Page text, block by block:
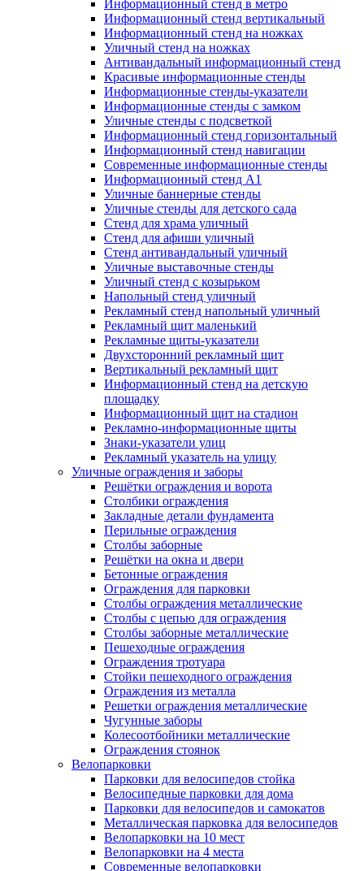
Информационный стенд в метро
Информационный стенд вертикальный
Информационный стенд на ножках
Уличный стенд на ножках
Антивандальный информационный стенд
Красивые информационные стенды
Информационные стенды-указатели
Информационные стенды с замком
Уличные стенды с подсветкой
Информационный стенд горизонтальный
Информационный стенд навигации
Современные информационные стенды
Информационный стенд А1
Уличные баннерные стенды
Уличные стенды для детского сада
Стенд для храма уличный
Стенд для афиши уличный
Стенд антивандальный уличный
Уличные выставочные стенды
Уличный стенд с козырьком
Напольный стенд уличный
Рекламный стенд напольный уличный
Рекламный щит маленький
Рекламные щиты-указатели
Двухсторонний рекламный щит
Вертикальный рекламный щит
Информационный стенд на детскую
площадку
Информационный щит на стадион
Рекламно-информационные щиты
Знаки-указатели улиц
Рекламный указатель на улицу
Уличные ограждения и заборы
Решётки ограждения и ворота
Столбики ограждения
Закладные детали фундамента
Перильные ограждения
Столбы заборные
Решётки на окна и двери
Бетонные ограждения
Ограждения для парковки
Столбы ограждения металлические
Столбы с цепью для ограждения
Столбы заборные металлические
Пешеходные ограждения
Ограждения тротуара
Стойки пешеходного ограждения
Ограждения из металла
Решетки ограждения металлические
Чугунные заборы
Колесоотбойники металлические
Ограждения стоянок
Велопарковки
Парковки для велосипедов стойка
Велосипедные парковки для дома
Парковки для велосипедов и самокатов
Металлическая парковка для велосипедов
Велопарковки на 10 мест
Велопарковки на 4 места
Современные велопарковки